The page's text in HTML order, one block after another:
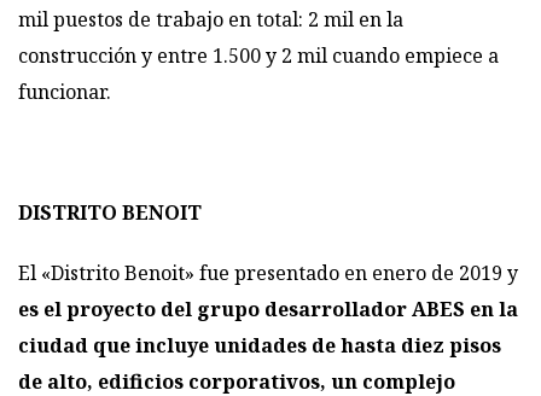
mil puestos de trabajo en total: 2 mil en la
construcción y entre 1.500 y 2 mil cuando empiece a
funcionar.
DISTRITO BENOIT
El «Distrito Benoit» fue presentado en enero de 2019 y
es el proyecto del grupo desarrollador ABES en la
ciudad que incluye unidades de hasta diez pisos
de alto, edificios corporativos, un complejo